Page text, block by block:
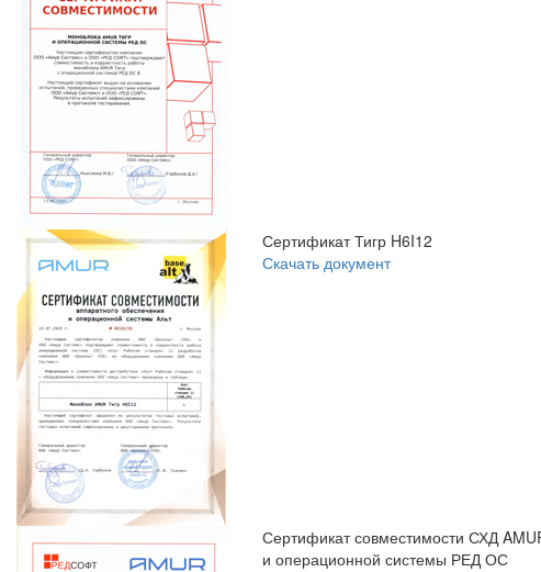
Сертификат Тигр H6I12
Скачать документ
Сертификат совместимости СХД
и операционной системы РЕД ОС